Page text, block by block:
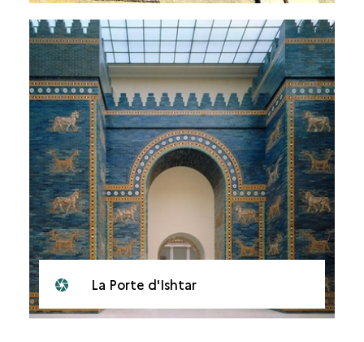
La Porte d'Ishtar